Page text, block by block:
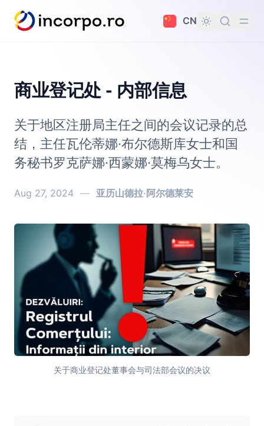
要内容
CN
商业登记处 - 内部信息
关于地区注册局主任之间的会议记录的总
结，主任瓦伦蒂娜·布尔德斯库女士和国
务秘书罗克萨娜·西蒙娜·莫梅乌女士。
Aug 27, 2024 — 亚历山德拉·阿尔德莱安
关于商业登记处董事会与司法部会议的决议